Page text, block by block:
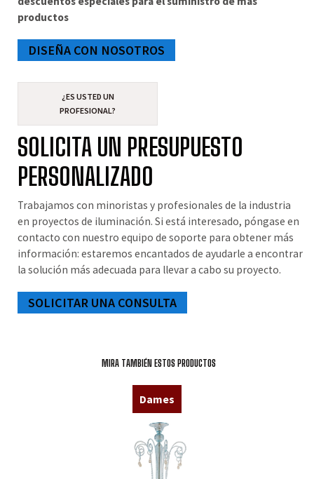
productos
DISEÑA CON NOSOTROS
¿ES USTED UN
PROFESIONAL?
SOLICITA UN PRESUPUESTO
PERSONALIZADO
Trabajamos con minoristas y profesionales de la industria
en proyectos de iluminación. Si está interesado, póngase en
contacto con nuestro equipo de soporte para obtener más
información: estaremos encantados de ayudarle a encontrar
la solución más adecuada para llevar a cabo su proyecto.
SOLICITAR UNA CONSULTA
MIRA TAMBIÉN ESTOS PRODUCTOS
Dames